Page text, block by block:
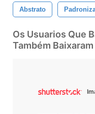
Abstrato
Os Usuarios Que
Também Baixaram